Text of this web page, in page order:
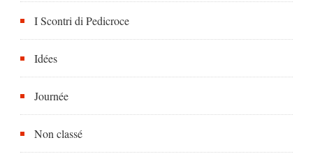
I Scontri di Pedicroce
Idées
Journée
Non classé